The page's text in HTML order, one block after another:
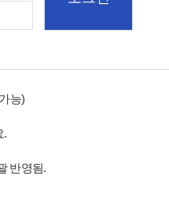
능)
.
반영됨.